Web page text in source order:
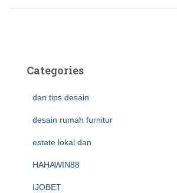
Categories
dan tips desain
desain rumah furnitur
estate lokal dan
HAHAWIN88
IJOBET